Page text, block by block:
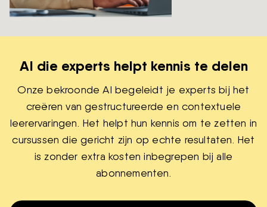
AI die experts helpt kennis te delen
Onze bekroonde AI begeleidt je experts bij het
creëren van gestructureerde en contextuele
leerervaringen. Het helpt hun kennis om te zetten in
cursussen die gericht zijn op echte resultaten. Het
is zonder extra kosten inbegrepen bij alle
abonnementen.